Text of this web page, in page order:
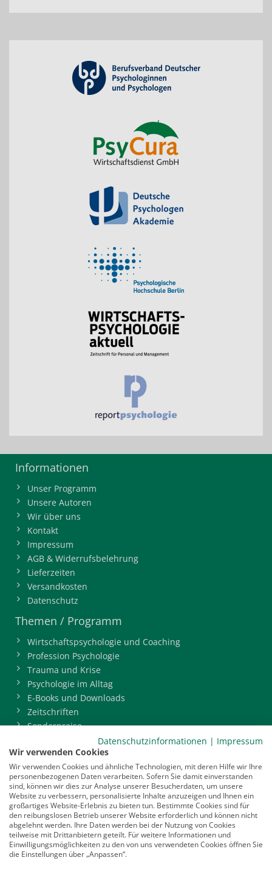
Informationen
Unser Programm
Unsere Autoren
Wir über uns
Kontakt
Impressum
AGB & Widerrufsbelehrung
Lieferzeiten
Versandkosten
Datenschutz
Themen / Programm
Wirtschaftspsychologie und Coaching
Profession Psychologie
Trauma und Krise
Psychologie im Alltag
E-Books und Downloads
Zeitschriften
Sonderpreise
BDP-Mitgliederbereich
Service
Newsletter
Mediadaten
Infocenter
Veranstaltungen
Nachrichten
Abo kündigen
Datenschutzinformationen | Impressum
Wir verwenden Cookies
Wir verwenden Cookies und ähnliche Technologien, mit deren Hilfe wir Ihre
personenbezogenen Daten verarbeiten. Sofern Sie damit einverstanden
sind, können wir dies zur Analyse unserer Besucherdaten, um unsere
Website zu verbessern, personalisierte Inhalte anzuzeigen und Ihnen ein
großartiges Website-Erlebnis zu bieten tun. Bestimmte Cookies sind für
den reibungslosen Betrieb unserer Website erforderlich und können nicht
abgelehnt werden. Ihre Daten werden bei der Nutzung von Cookies
teilweise mit Drittanbietern geteilt. Für weitere Informationen und
Einwilligungsmöglichkeiten zu den von uns verwendeten Cookies öffnen Sie
die Einstellungen über „Anpassen“.